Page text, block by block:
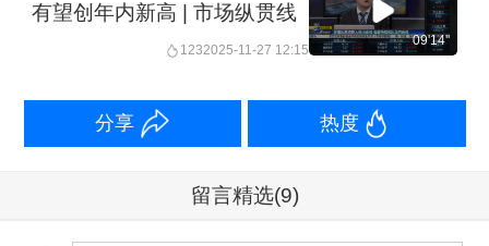
有望创年内新高 | 市场纵贯线
1232025-11-27 12:15
09'14''
分享 热度
留言精选(9)